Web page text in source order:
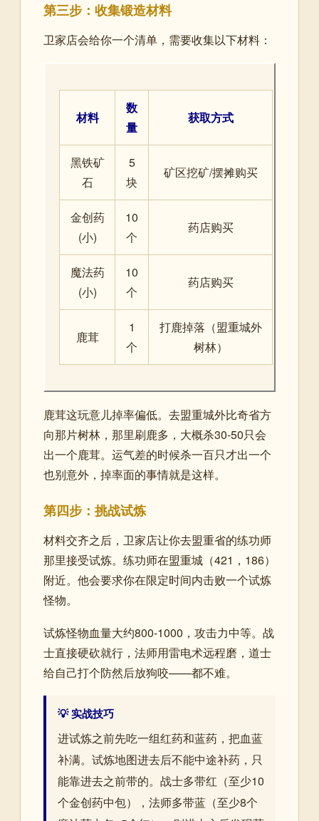
第三步：收集锻造材料
卫家店会给你一个清单，需要收集以下材料：
材料
数
量
获取方式
黑铁矿
石
5
块
矿区挖矿/摆摊购买
金创药
(小)
10
个
药店购买
魔法药
(小)
10
个
药店购买
鹿茸
1
个
打鹿掉落（盟重城外
树林）
鹿茸这玩意儿掉率偏低。去盟重城外比奇省方
向那片树林，那里刷鹿多，大概杀30-50只会
出一个鹿茸。运气差的时候杀一百只才出一个
也别意外，掉率面的事情就是这样。
第四步：挑战试炼
材料交齐之后，卫家店让你去盟重省的练功师
那里接受试炼。练功师在盟重城（421，186）
附近。他会要求你在限定时间内击败一个试炼
怪物。
试炼怪物血量大约800-1000，攻击力中等。战
士直接硬砍就行，法师用雷电术远程磨，道士
给自己打个防然后放狗咬——都不难。
💡 实战技巧
进试炼之前先吃一组红药和蓝药，把血蓝
补满。试炼地图进去后不能中途补药，只
能靠进去之前带的。战士多带红（至少10
个金创药中包），法师多带蓝（至少8个